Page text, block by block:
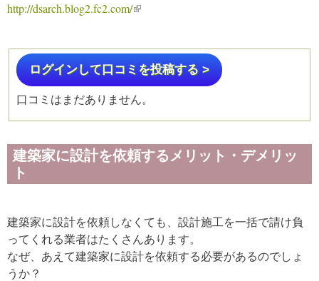
http://dsarch.blog2.fc2.com/(link is external)
ログインして口コミを投稿する >
口コミはまだありません。
建築家に設計を依頼するメリット・デメリッ
ト
建築家に設計を依頼しなくても、設計施工を一括で請け負
ってくれる業者はたくさんあります。
なぜ、あえて建築家に設計を依頼する必要があるのでしょ
うか？